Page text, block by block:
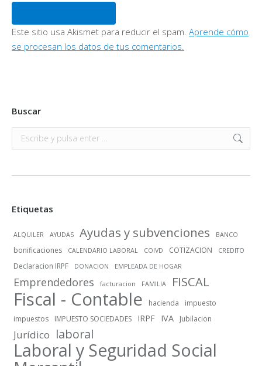
Este sitio usa Akismet para reducir el spam. Aprende cómo
se procesan los datos de tus comentarios.
Buscar
Buscar:
Etiquetas
ALQUILER AYUDAS Ayudas y subvenciones BANCO
bonificaciones CALENDARIO LABORAL COIVD COTIZACION CREDITO
Declaracion IRPF DONACION EMPLEADA DE HOGAR
Emprendedores facturacion FAMILIA FISCAL
Fiscal - Contable hacienda
impuesto
impuestos
IMPUESTO SOCIEDADES IRPF IVA Jubilacion
Jurídico laboral
Laboral y Seguridad Social